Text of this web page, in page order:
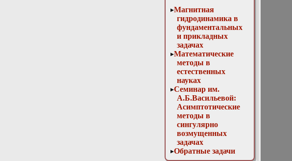
Заседание
кафедры
12 апреля 2017 г.
Заседание
кафедры
13 декабря 2017
г. Отчет
магистров
13 марта 2019г.
Заседание
кафедры
13 мая 2015 г.
Заседание
кафедры
14 декабря 2016
г. Отчет
аспирантов и
Магнитная
гидродинамика в
фундаментальных
и прикладных
задачах
Математические
методы в
естественных
науках
Семинар им.
А.Б.Васильевой:
Асимптотические
методы в
сингулярно
возмущенных
задачах
Обратные задачи